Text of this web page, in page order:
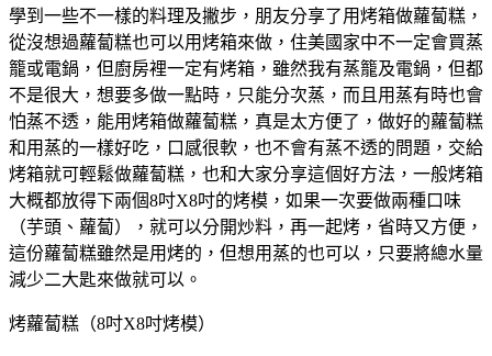
學到一些不一樣的料理及撇步，朋友分享了用烤箱做蘿蔔糕，
從沒想過蘿蔔糕也可以用烤箱來做，住美國家中不一定會買蒸
籠或電鍋，但廚房裡一定有烤箱，雖然我有蒸籠及電鍋，但都
不是很大，想要多做一點時，只能分次蒸，而且用蒸有時也會
怕蒸不透，能用烤箱做蘿蔔糕，真是太方便了，做好的蘿蔔糕
和用蒸的一樣好吃，口感很軟，也不會有蒸不透的問題，交給
烤箱就可輕鬆做蘿蔔糕，也和大家分享這個好方法，一般烤箱
大概都放得下兩個8吋X8吋的烤模，如果一次要做兩種口味
（芋頭、蘿蔔），就可以分開炒料，再一起烤，省時又方便，
這份蘿蔔糕雖然是用烤的，但想用蒸的也可以，只要將總水量
減少二大匙來做就可以。
烤蘿蔔糕（8吋X8吋烤模）